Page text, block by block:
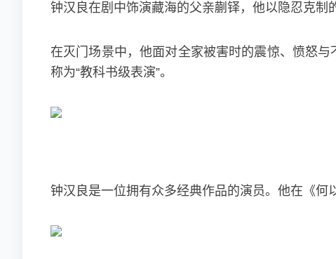
钟汉良在剧中饰演藏海的父亲蒯铎，他以隐忍克制
在灭门场景中，他面对全家被害时的震惊、愤怒
称为“教科书级表演”。
钟汉良是一位拥有众多经典作品的演员。他在《何